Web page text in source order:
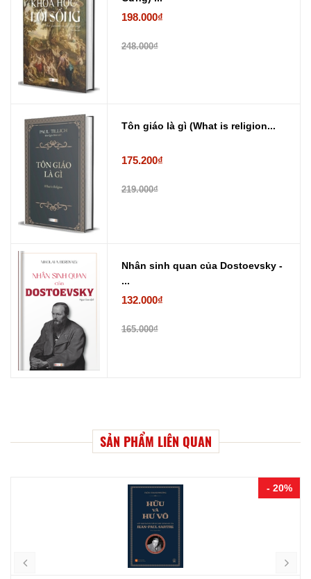
198.000₫
248.000₫
Tôn giáo là gì (What is religion...
175.200₫
219.000₫
Nhân sinh quan của Dostoevsky -
...
132.000₫
165.000₫
SẢN PHẨM LIÊN QUAN
- 20%